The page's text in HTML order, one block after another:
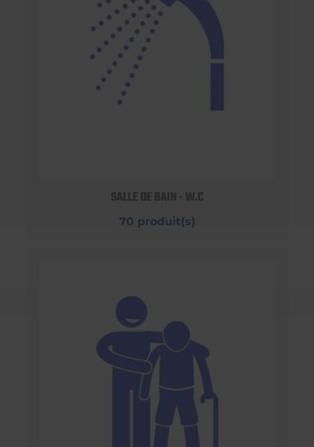
SALLE DE BAIN - W.C
70 produit(s)